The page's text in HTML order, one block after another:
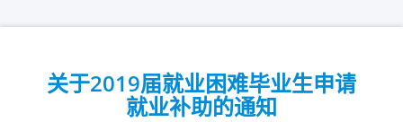
关于2019届就业困难毕业生申请
就业补助的通知